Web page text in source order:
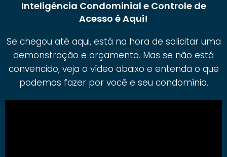
Inteligência Condominial e Controle de
Acesso é Aqui!
Se chegou até aqui, está na hora de solicitar uma
demonstração e orçamento. Mas se não está
convencido, veja o vídeo abaixo e entenda o que
podemos fazer por você e seu condomínio.